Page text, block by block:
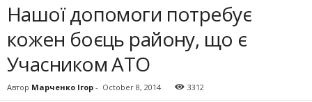
Нашої допомоги потребує
кожен боєць району, що є
Учасником АТО
Автор Марченко Ігор - October 8, 2014 3312